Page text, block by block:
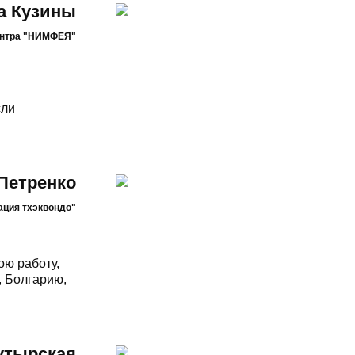
Кузины
"НИМФЕЯ"
тхэквондо"
работу,
Болгарию,